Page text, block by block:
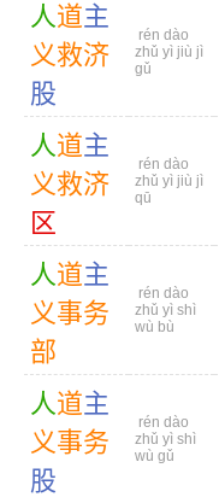
人道主
义救济
股
rén dào
zhǔ yì jiù jì
gǔ
人道主
义救济
区
rén dào
zhǔ yì jiù jì
qū
人道主
义事务
部
rén dào
zhǔ yì shì
wù bù
人道主
义事务
股
rén dào
zhǔ yì shì
wù gǔ